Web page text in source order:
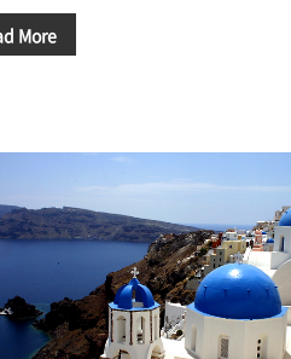
탁 트이는 장소, 멋진 풍경을 찾아
상상만으로도 마음이 설렌다. 몽
원에 위치한 지평선 저 끝까지 펼
달리다보면, 말과 내가 하나되어
낌이 든다. △ 몽골의 '테를지
골'의 ..
More